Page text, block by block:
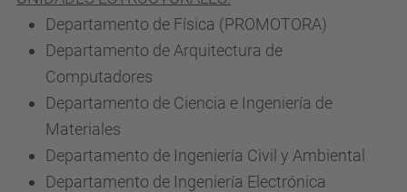
Departamento de Física (PROMOTORA)
Departamento de Arquitectura de
Computadores
Departamento de Ciencia e Ingeniería de
Materiales
Departamento de Ingeniería Civil y Ambiental
Departamento de Ingeniería Electrónica